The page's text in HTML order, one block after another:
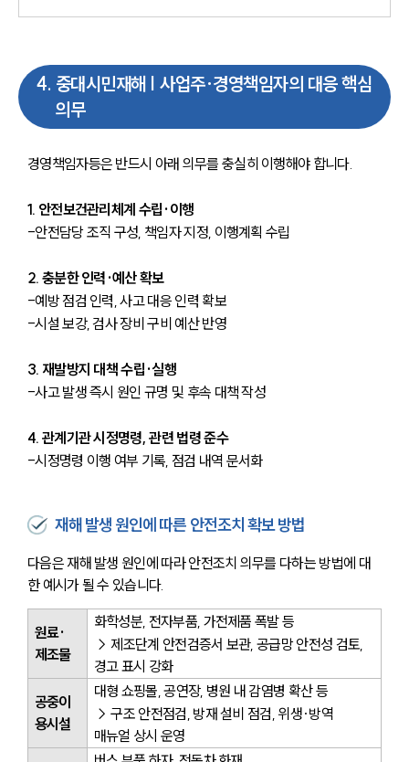
4. 중대시민재해 | 사업주·경영책임자의 대응 핵심
의무
경영책임자등은 반드시 아래 의무를 충실히 이행해야 합니다.
1. 안전보건관리체계 수립·이행
-안전담당 조직 구성, 책임자 지정, 이행계획 수립
2. 충분한 인력·예산 확보
-예방 점검 인력, 사고 대응 인력 확보
-시설 보강, 검사 장비 구비 예산 반영
3. 재발방지 대책 수립·실행
-사고 발생 즉시 원인 규명 및 후속 대책 작성
4. 관계기관 시정명령, 관련 법령 준수
-시정명령 이행 여부 기록, 점검 내역 문서화
재해 발생 원인에 따른 안전조치 확보 방법
다음은 재해 발생 원인에 따라 안전조치 의무를 다하는 방법에 대
한 예시가 될 수 있습니다.
원료·
제조물
화학성분, 전자부품, 가전제품 폭발 등
→ 제조단계 안전검증서 보관, 공급망 안전성 검토,
경고 표시 강화
공중이
용시설
대형 쇼핑몰, 공연장, 병원 내 감염병 확산 등
→ 구조 안전점검, 방재 설비 점검, 위생·방역
매뉴얼 상시 운영